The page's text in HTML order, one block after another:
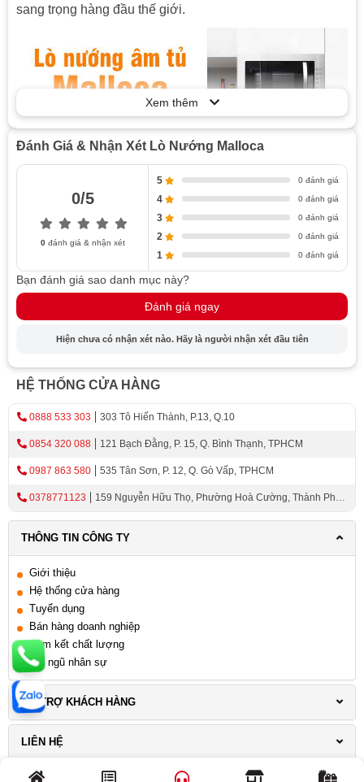
sang trọng hàng đầu thế giới.
Xem nhanh
THIẾT KẾ HIỆN ĐẠI CỦA LÒ NƯỚNG MALLOCA
ƯU ĐIỂM CỦA CÁC SẢN PHẨM LÒ NƯỚNG
Chức năng tiện lợi đa dạng
Đa dạng lựa chọn
Hiệu suất hoạt động cao và tiết kiệm năng lượng
MỘT SỐ LOẠI LÒ NƯỚNG MALLOCA KHÁC
Lò nướng kết hợp vi sóng Malloca
Chức năng vi sóng
Tính năng lò nướng
Lò hấp Malloca
ƯU ĐÃI DÀNH KHI MUA LÒ NƯỚNG MALLOCA TẠI
THIẾT KẾ HIỆN ĐẠI CỦA LÒ NƯỚNG
MALLOCA
Lò nướng Malloca được thiết kế với kiểu dáng hiện đại -
tinh tế, đơn giản và sang trọng, phù hợp với nhiều loại
phòng bếp khác nhau. Với màu sắc trang nhã và chất liệu
bền đẹp, lò nướng Malloca giúp cho không gian bếp trở
nên hiện đại và sang trọng hơn
Xem thêm
Đánh Giá & Nhận Xét Lò Nướng Malloca
0/5
0đánh giá & nhận xét
5 0 đánh giá
4 0 đánh giá
3 0 đánh giá
2 0 đánh giá
1 0 đánh giá
Bạn đánh giá sao danh mục này?
Đánh giá ngay
Hiện chưa có nhận xét nào. Hãy là người nhận xét đầu tiên
HỆ THỐNG CỬA HÀNG
0888 533 303 303 Tô Hiến Thành, P.13, Q.10
0854 320 088 121 Bạch Đằng, P. 15, Q. Bình Thạnh, TPHCM
0987 863 580 535 Tân Sơn, P. 12, Q. Gò Vấp, TPHCM
0378771123
159 Nguyễn Hữu Thọ, Phường Hoà Cường, Thành Phố
Đà Nẵng
THÔNG TIN CÔNG TY
Giới thiệu
Hệ thống cửa hàng
Tuyển dụng
Bán hàng doanh nghiệp
Cam kết chất lượng
Đội ngũ nhân sự
HỖ TRỢ KHÁCH HÀNG
LIÊN HỆ